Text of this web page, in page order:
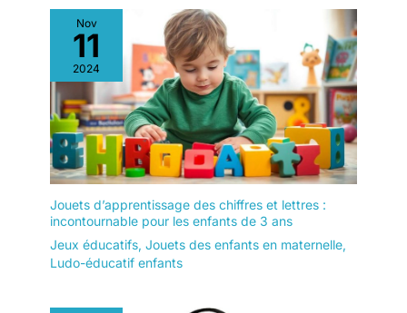
Nov
11
2024
Jouets d’apprentissage des chiffres et lettres :
incontournable pour les enfants de 3 ans
Jeux éducatifs, Jouets des enfants en maternelle,
Ludo-éducatif enfants